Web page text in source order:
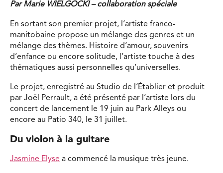
Par Marie WIELGOCKI – collaboration spéciale
En sortant son premier projet, l’artiste franco-
manitobaine propose un mélange des genres et un
mélange des thèmes. Histoire d’amour, souvenirs
d’enfance ou encore solitude, l’artiste touche à des
thématiques aussi personnelles qu’universelles.
Le projet, enregistré au Studio de l’Établier et produit
par Joël Perrault, a été présenté par l’artiste lors du
concert de lancement le 19 juin au Park Alleys ou
encore au Patio 340, le 31 juillet.
Du violon à la guitare
Jasmine Elyse a commencé la musique très jeune.